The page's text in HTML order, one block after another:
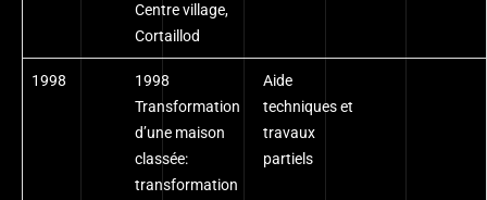
Centre village,
Cortaillod
1998
1998
Transformation
d’une maison
classée:
transformation
Aide
techniques et
travaux
partiels